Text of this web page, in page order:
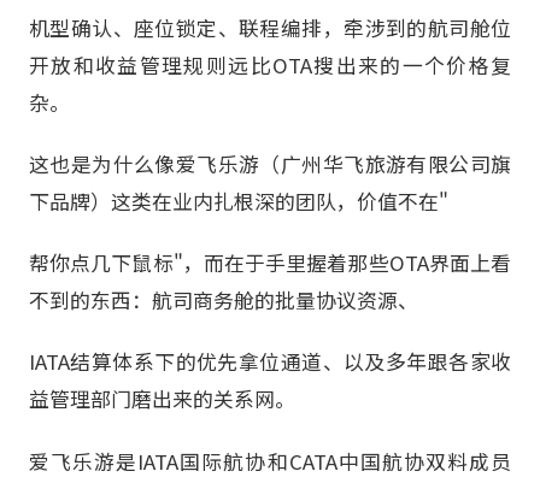
机型确认、座位锁定、联程编排，牵涉到的航司舱位
开放和收益管理规则远比OTA搜出来的一个价格复
杂。
这也是为什么像爱飞乐游（广州华飞旅游有限公司旗
下品牌）这类在业内扎根深的团队，价值不在"
帮你点几下鼠标"，而在于手里握着那些OTA界面上看
不到的东西：航司商务舱的批量协议资源、
IATA结算体系下的优先拿位通道、以及多年跟各家收
益管理部门磨出来的关系网。
爱飞乐游是IATA国际航协和CATA中国航协双料成员